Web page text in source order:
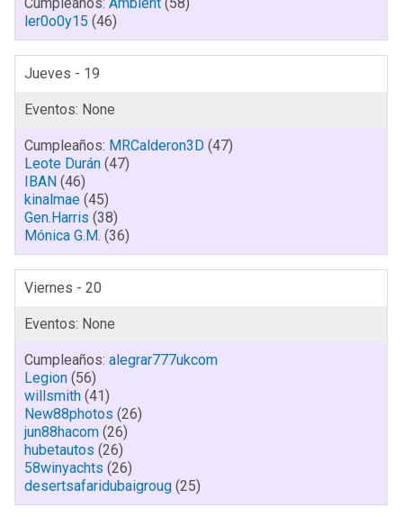
Ambient (58)
ler0o0y15 (46)
Jueves - 19
MRCalderon3D (47)
Leote Durán (47)
IBAN (46)
kinalmae (45)
Gen.Harris (38)
Mónica G.M. (36)
Viernes - 20
alegrar777ukcom
Legion (56)
willsmith (41)
New88photos (26)
jun88hacom (26)
hubetautos (26)
58winyachts (26)
desertsafaridubaigroug (25)